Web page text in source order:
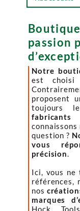
passion
Notre
est choisi
proposent
toujours
connaissons
question ?
vous
précision.
Ici, vous ne
références,
nos
marques
Hock